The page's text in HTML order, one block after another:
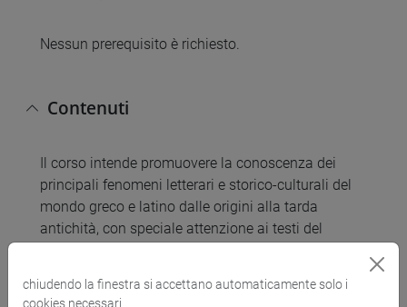
Nessun prerequisito è richiesto.
Contenuti
Il corso intende promuovere la conoscenza dei
principali fenomeni letterari e storico-culturali del
mondo greco e latino dalle origini alla tarda
antichità, con speciale attenzione ai testi del
patrimonio mitologico e letterario. Lo scopo del
chiudendo la finestra si accettano automaticamente solo i
cookies necessari